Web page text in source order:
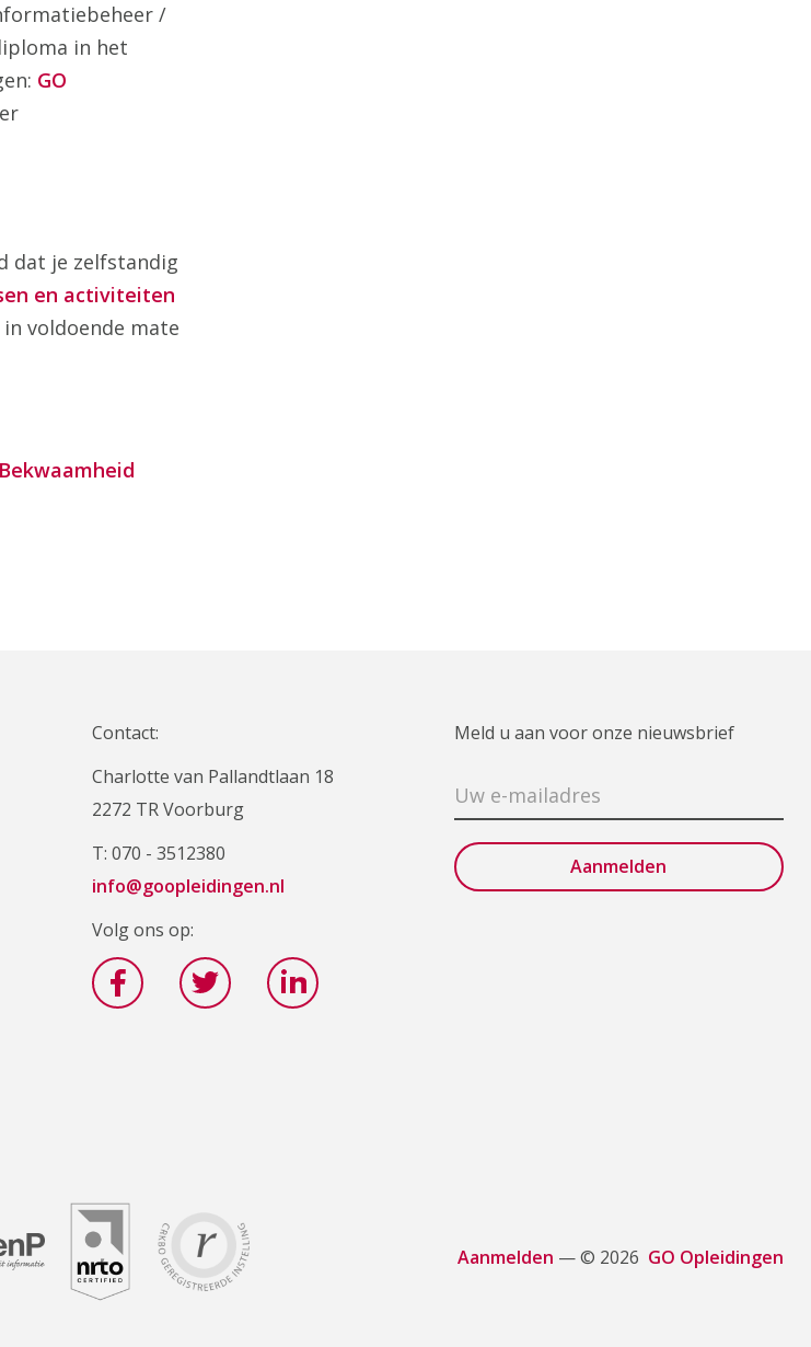
/
in het
GO
dat je zelfstandig
en activiteiten
voldoende mate
Meld u aan voor onze nieuwsbrief
Contact:
Charlotte van Pallandtlaan 18
2272 TR Voorburg
T: 070 - 3512380
info@goopleidingen.nl
Volg ons op:
Aanmelden — © 2026 GO Opleidingen